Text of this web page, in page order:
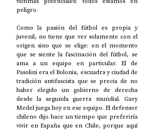
peligro.
Como la pasión del fútbol es propia y
juvenil, no tiene que ver solamente con el
origen sino que se elige: en el momento
que se siente la fascinación del fútbol, se
ama a un equipo en particular. El de
Pasolini era el Bolonia, escuadra y ciudad de
tradición antifascista que se precia de no
haber elegido un gobierno de derecha
desde la segunda guerra mundial. Gary
Medel juega hoy en ese equipo. El defensor
chileno dijo hace un tiempo que preferiría
vivir en España que en Chile, porque aquí